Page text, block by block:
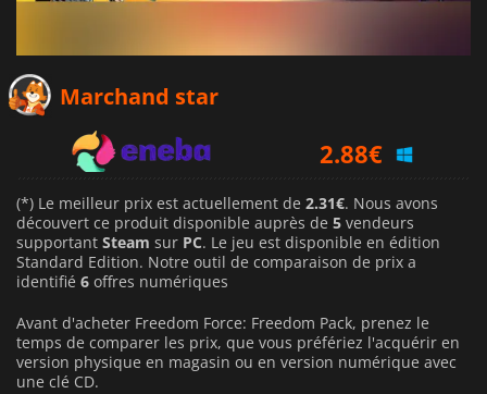
Marchand star
2.88€
3.17€
(*) Le meilleur prix est actuellement de 2.31€. Nous avons
découvert ce produit disponible auprès de 5 vendeurs
supportant Steam sur PC. Le jeu est disponible en édition
Standard Edition. Notre outil de comparaison de prix a
identifié 6 offres numériques
Avant d'acheter Freedom Force: Freedom Pack, prenez le
temps de comparer les prix, que vous préfériez l'acquérir en
version physique en magasin ou en version numérique avec
une clé CD.